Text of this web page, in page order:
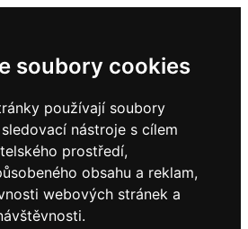
soubory cookies
používají soubory
nástroje s cílem
prostředí,
obsahu a reklam,
webových stránek a